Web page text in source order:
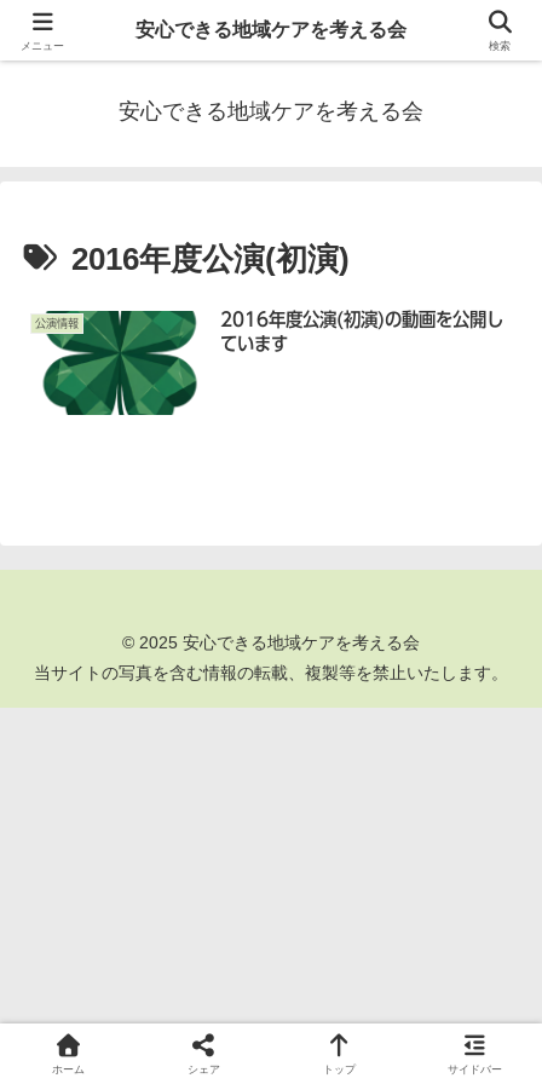
私たちは兵庫県加古川市地域の医療職、介護職とボランティアが連携し、地域
安心できる地域ケアを考える会
2016年度公演(初演)
公演情報
2016年度公演(初演)の動画を公開し
ています
© 2025 安心できる地域ケアを考える会
当サイトの写真を含む情報の転載、複製等を禁止いたします。
メニュー
安心できる地域ケアを考える会
検索
ホーム シェア トップ サイドバー